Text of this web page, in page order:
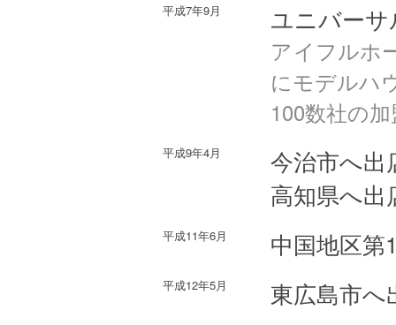
平成7年9月 ユニバー
アイフルホ
にモデルハ
100数社の
平成9年4月
今治市へ出
高知県へ出
平成11年6月 中国地区第
平成12年5月 東広島市へ